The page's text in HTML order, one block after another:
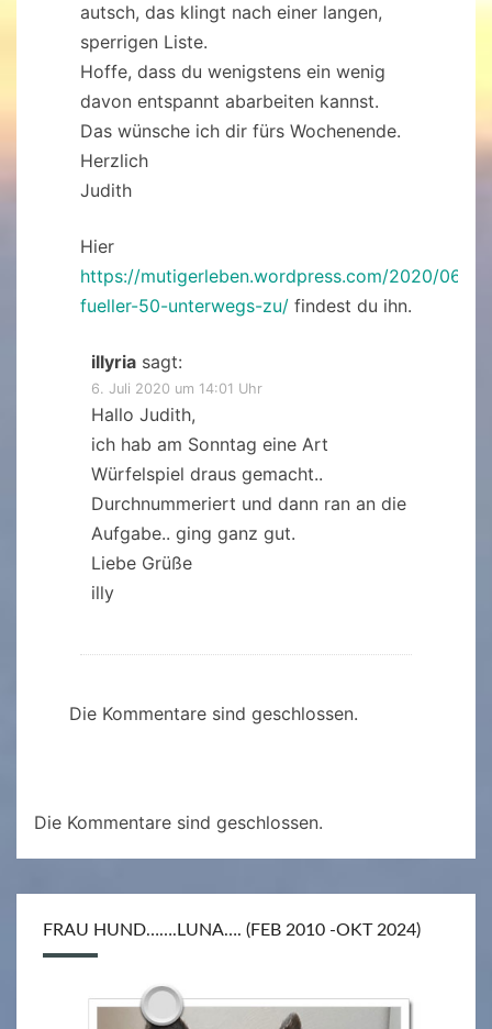
autsch, das klingt nach einer langen,
sperrigen Liste.
Hoffe, dass du wenigstens ein wenig
davon entspannt abarbeiten kannst.
Das wünsche ich dir fürs Wochenende.
Herzlich
Judith
Hier
https://mutigerleben.wordpress.com/2020/06/
fueller-50-unterwegs-zu/ findest du ihn.
illyria sagt:
6. Juli 2020 um 14:01 Uhr
Hallo Judith,
ich hab am Sonntag eine Art
Würfelspiel draus gemacht..
Durchnummeriert und dann ran an die
Aufgabe.. ging ganz gut.
Liebe Grüße
illy
Die Kommentare sind geschlossen.
Die Kommentare sind geschlossen.
FRAU HUND…….LUNA…. (FEB 2010 -OKT 2024)